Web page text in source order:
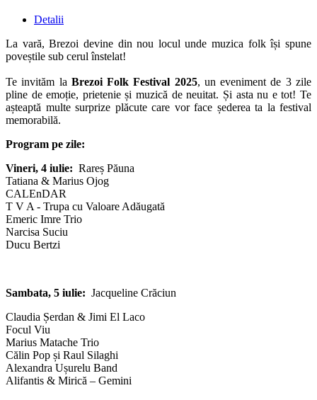
Detalii
La vară, Brezoi devine din nou locul unde muzica folk își spune
poveștile sub cerul înstelat!
Te invităm la Brezoi Folk Festival 2025, un eveniment de 3 zile
pline de emoție, prietenie și muzică de neuitat. Și asta nu e tot! Te
așteaptă multe surprize plăcute care vor face șederea ta la festival
memorabilă.
Program pe zile:
Vineri, 4 iulie: Rareș Păuna
Tatiana & Marius Ojog
CALEnDAR
T V A - Trupa cu Valoare Adăugată
Emeric Imre Trio
Narcisa Suciu
Ducu Bertzi
Sambata, 5 iulie: Jacqueline Crăciun
Claudia Șerdan & Jimi El Laco
Focul Viu
Marius Matache Trio
Călin Pop și Raul Silaghi
Alexandra Ușurelu Band
Alifantis & Mirică – Gemini